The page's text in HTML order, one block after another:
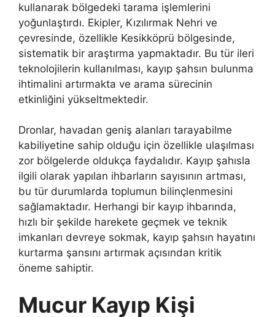
kullanarak bölgedeki tarama işlemlerini
yoğunlaştırdı. Ekipler, Kızılırmak Nehri ve
çevresinde, özellikle Kesikköprü bölgesinde,
sistematik bir araştırma yapmaktadır. Bu tür ileri
teknolojilerin kullanılması, kayıp şahsın bulunma
ihtimalini artırmakta ve arama sürecinin
etkinliğini yükseltmektedir.
Dronlar, havadan geniş alanları tarayabilme
kabiliyetine sahip olduğu için özellikle ulaşılması
zor bölgelerde oldukça faydalıdır. Kayıp şahısla
ilgili olarak yapılan ihbarların sayısının artması,
bu tür durumlarda toplumun bilinçlenmesini
sağlamaktadır. Herhangi bir kayıp ihbarında,
hızlı bir şekilde harekete geçmek ve teknik
imkanları devreye sokmak, kayıp şahsın hayatını
kurtarma şansını artırmak açısından kritik
öneme sahiptir.
Mucur Kayıp Kişi